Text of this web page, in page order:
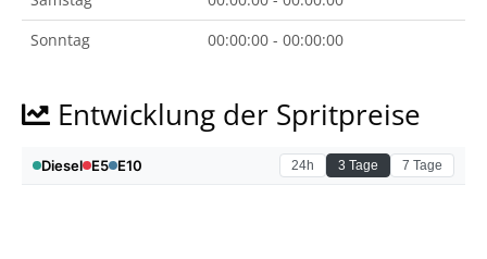
Sonntag
00:00:00 - 00:00:00
Entwicklung der Spritpreise